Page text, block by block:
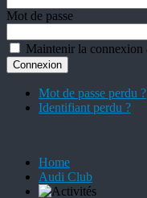
Mot de passe
Maintenir la connexion
Mot de passe perdu ?
Identifiant perdu ?
Home
Audi Club